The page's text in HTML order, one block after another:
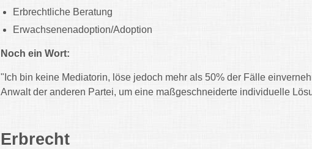
Erbrechtliche Beratung
Erwachsenenadoption/Adoption
Noch ein Wort:
"Ich bin keine Mediatorin, löse jedoch mehr als 50% der Fälle
Anwalt der anderen Partei, um eine maßgeschneiderte individuelle
Erbrecht